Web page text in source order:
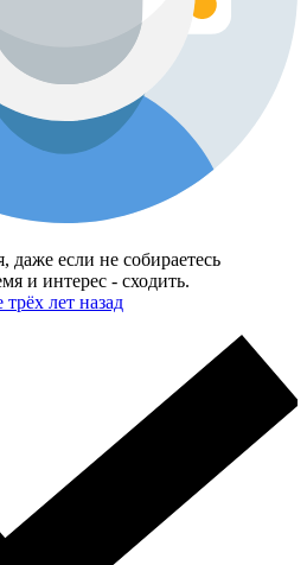
даже если не собираетесь
и интерес - сходить.
трёх лет назад